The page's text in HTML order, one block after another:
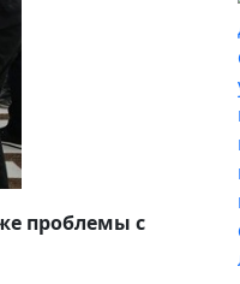
проблемы с